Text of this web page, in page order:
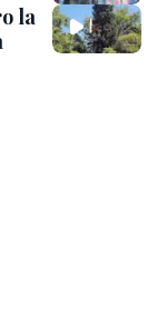
la